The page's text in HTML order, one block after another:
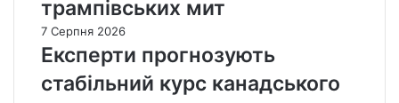
трампівських мит
7 Серпня 2026
Експерти прогнозують
стабільний курс канадського